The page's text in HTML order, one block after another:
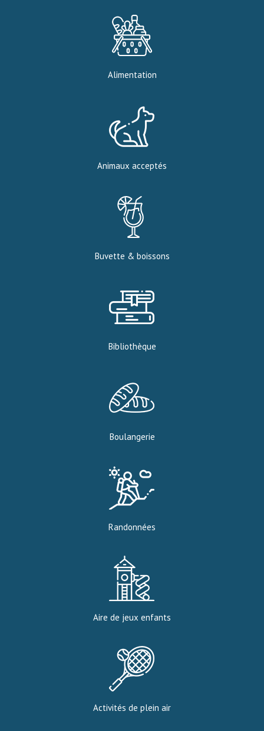
Alimentation
Animaux acceptés
Buvette & boissons
Bibliothèque
Boulangerie
Randonnées
Aire de jeux enfants
Activités de plein air